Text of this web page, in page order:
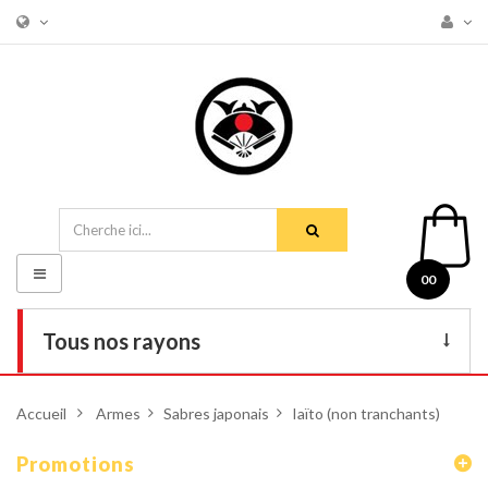
00
Tous nos rayons
Armes
Basculer
la
navigation
Accueil > Armes > Sabres japonais > Iaïto (non tranchants)
Promotions